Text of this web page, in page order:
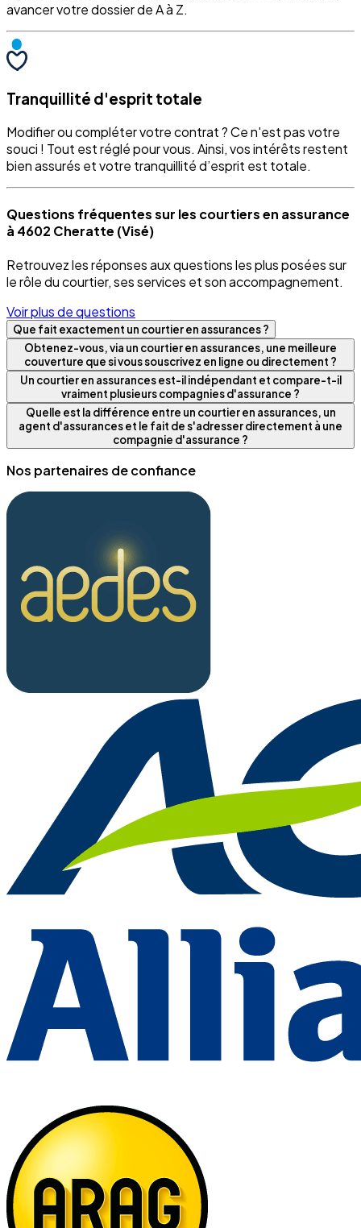
avancer votre dossier de A à Z.
Tranquillité d'esprit totale
Modifier ou compléter votre contrat ? Ce n'est pas votre
souci ! Tout est réglé pour vous. Ainsi, vos intérêts restent
bien assurés et votre tranquillité d’esprit est totale.
Questions fréquentes sur les courtiers en assurance
à 4602 Cheratte (Visé)
Retrouvez les réponses aux questions les plus posées sur
le rôle du courtier, ses services et son accompagnement.
Voir plus de questions
Que fait exactement un courtier en assurances ?
Obtenez-vous, via un courtier en assurances, une meilleure
couverture que si vous souscrivez en ligne ou directement ?
Un courtier en assurances est-il indépendant et compare-t-il
vraiment plusieurs compagnies d'assurance ?
Quelle est la différence entre un courtier en assurances, un
agent d'assurances et le fait de s'adresser directement à une
compagnie d'assurance ?
Nos partenaires de confiance